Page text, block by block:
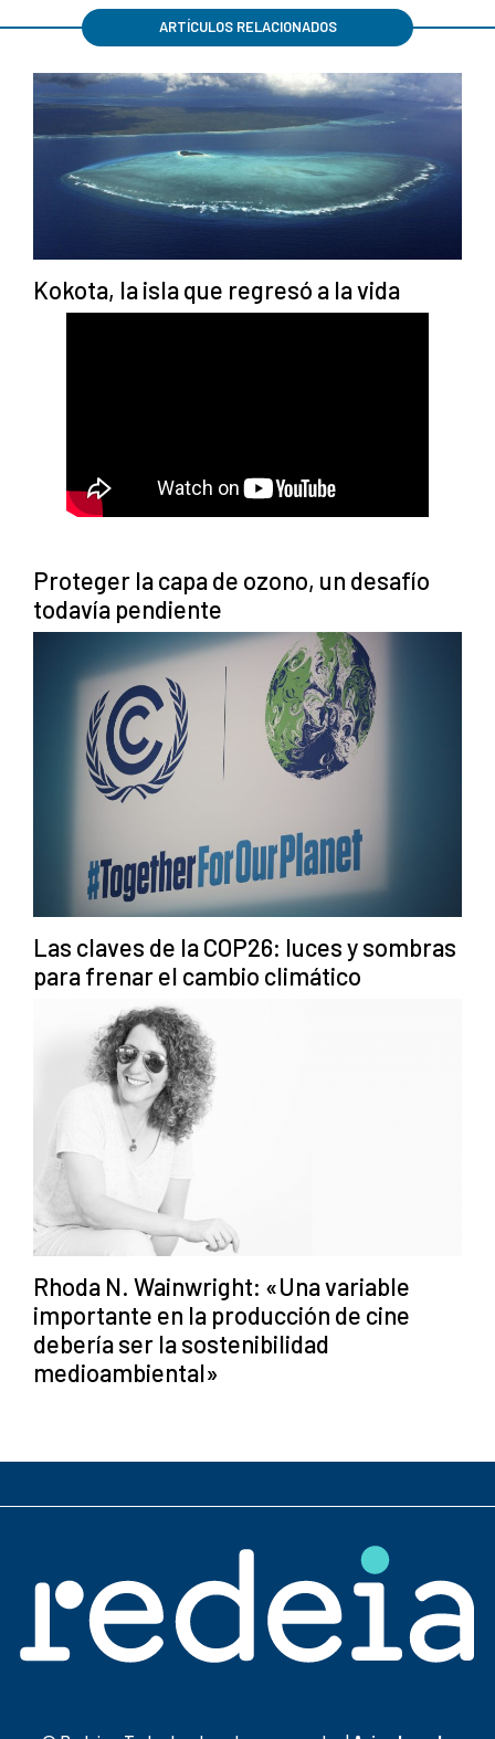
ARTÍCULOS RELACIONADOS
Kokota, la isla que regresó a la vida
Proteger la capa de ozono, un desafío
todavía pendiente
Las claves de la COP26: luces y sombras
para frenar el cambio climático
Rhoda N. Wainwright: «Una variable
importante en la producción de cine
debería ser la sostenibilidad
medioambiental»